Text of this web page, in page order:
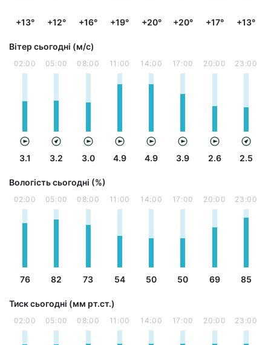
+13° +12° +16° +19° +20° +20° +17° +13°
Вітер сьогодні (м/с)
02:00
3.1
05:00
3.2
08:00
3.0
11:00
4.9
14:00
4.9
17:00
3.9
20:00
2.6
23:00
2.5
Вологість сьогодні (%)
02:00
76
05:00
82
08:00
73
11:00
54
14:00
50
17:00
50
20:00
69
23:00
85
Тиск сьогодні (мм рт.ст.)
02:00 05:00 08:00 11:00 14:00 17:00 20:00 23:00